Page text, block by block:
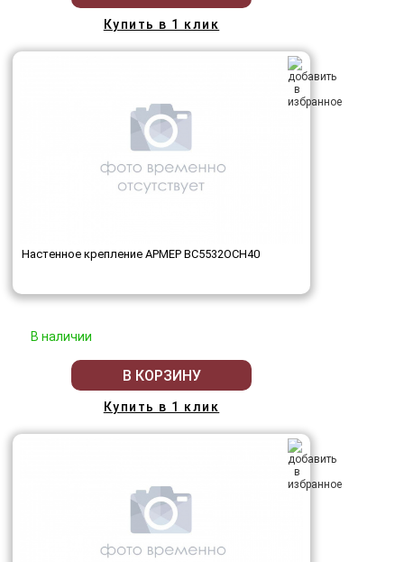
Купить в 1 клик
Настенное крепление АРМЕР ВС5532ОСН40
В наличии
В КОРЗИНУ
Купить в 1 клик